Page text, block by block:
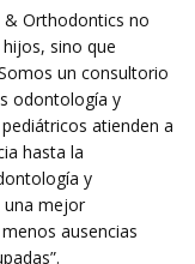
& Orthodontics no
sino que
un consultorio
odontología y
atienden a
hasta la
y
una mejor
ausencias